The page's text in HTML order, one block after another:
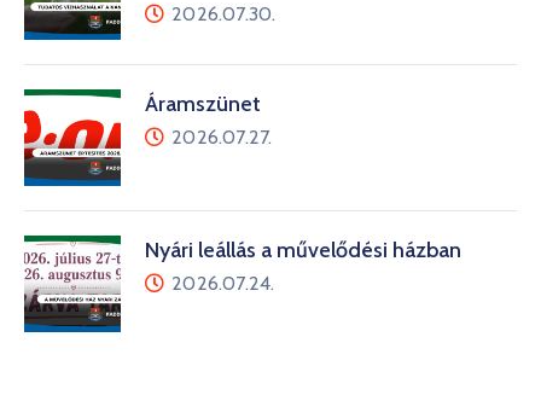
2026.07.30.
Áramszünet
2026.07.27.
Nyári leállás a művelődési házban
2026.07.24.